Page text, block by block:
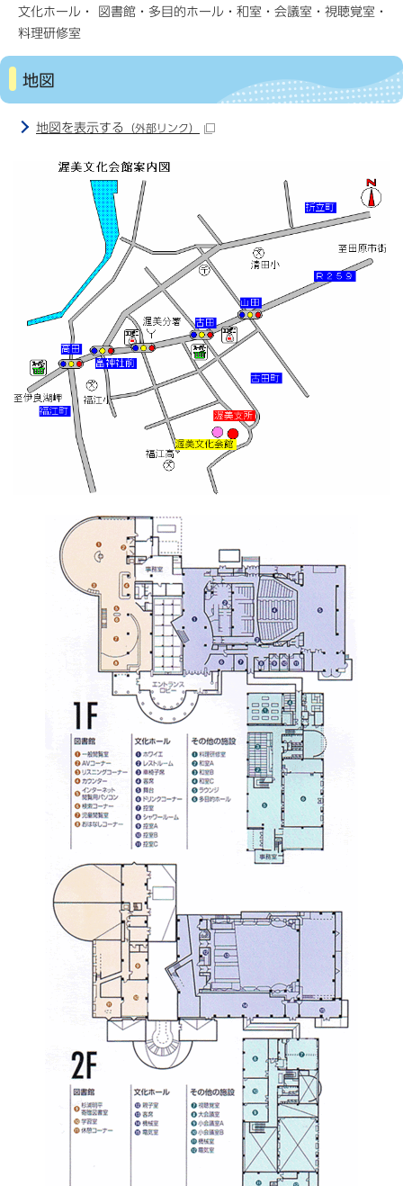
文化ホール・ 図書館・多目的ホール・和室・会議室・視聴覚室・
料理研修室
地図
地図を表示する （外部リンク）